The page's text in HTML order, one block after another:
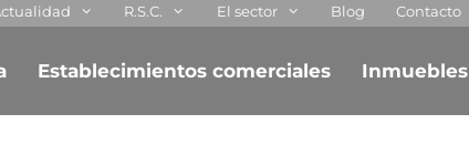
R.S.C. El sector Blog Contacto
Establecimientos comerciales Inmuebles